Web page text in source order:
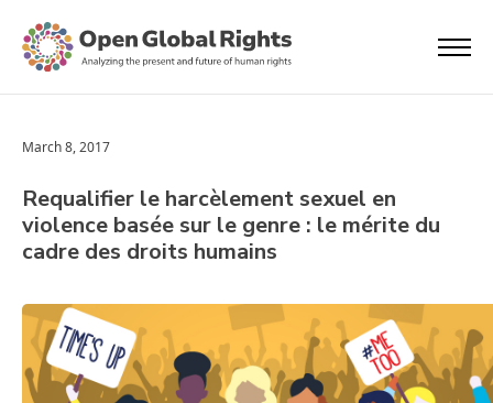
March 8, 2017
Requalifier le harcèlement sexuel en
violence basée sur le genre : le mérite du
cadre des droits humains